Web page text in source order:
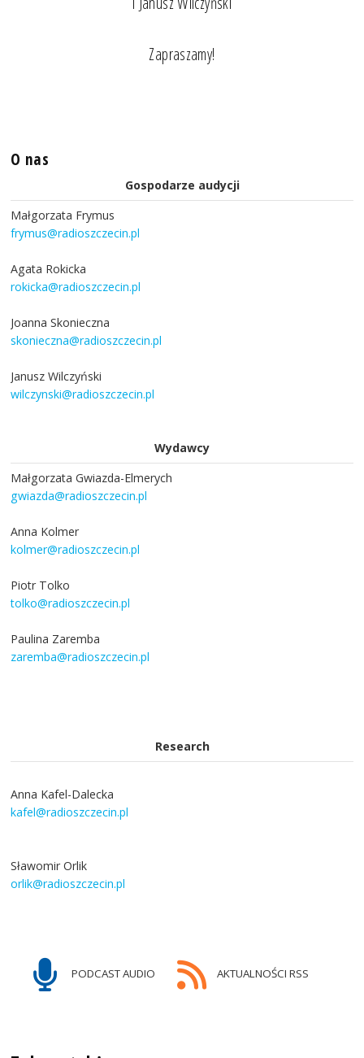
Zapraszamy!
O nas
Gospodarze audycji
Małgorzata Frymus
frymus@radioszczecin.pl
Agata Rokicka
rokicka@radioszczecin.pl
Joanna Skonieczna
skonieczna@radioszczecin.pl
Janusz Wilczyński
wilczynski@radioszczecin.pl
Wydawcy
Małgorzata Gwiazda-Elmerych
gwiazda@radioszczecin.pl
Anna Kolmer
kolmer@radioszczecin.pl
Piotr Tolko
tolko@radioszczecin.pl
Paulina Zaremba
zaremba@radioszczecin.pl
Research
Anna Kafel-Dalecka
kafel@radioszczecin.pl
Sławomir Orlik
orlik@radioszczecin.pl
PODCAST AUDIO AKTUALNOŚCI RSS